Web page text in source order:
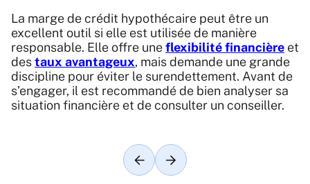
La marge de crédit hypothécaire peut être un
excellent outil si elle est utilisée de manière
responsable. Elle offre uneflexibilité financière et
destaux avantageux, mais demande une grande
discipline pour éviter le surendettement. Avant de
s’engager, il est recommandé de bien analyser sa
situation financière et de consulter un conseiller.
Article précédent
Article suivant